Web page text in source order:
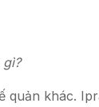
quản khác.